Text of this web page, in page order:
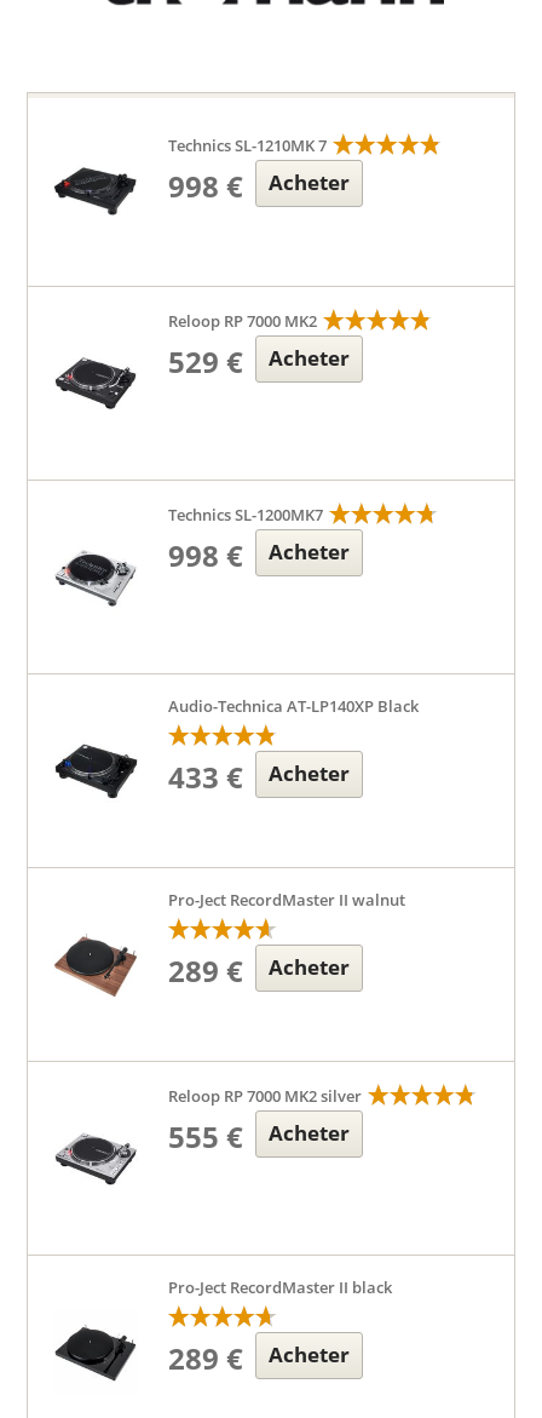
Technics SL-1210MK 7
998 € Acheter
Reloop RP 7000 MK2
529 € Acheter
Technics SL-1200MK7
998 € Acheter
Audio-Technica AT-LP140XP Black
433 € Acheter
Pro-Ject RecordMaster II walnut
289 € Acheter
Reloop RP 7000 MK2 silver
555 € Acheter
Pro-Ject RecordMaster II black
289 € Acheter